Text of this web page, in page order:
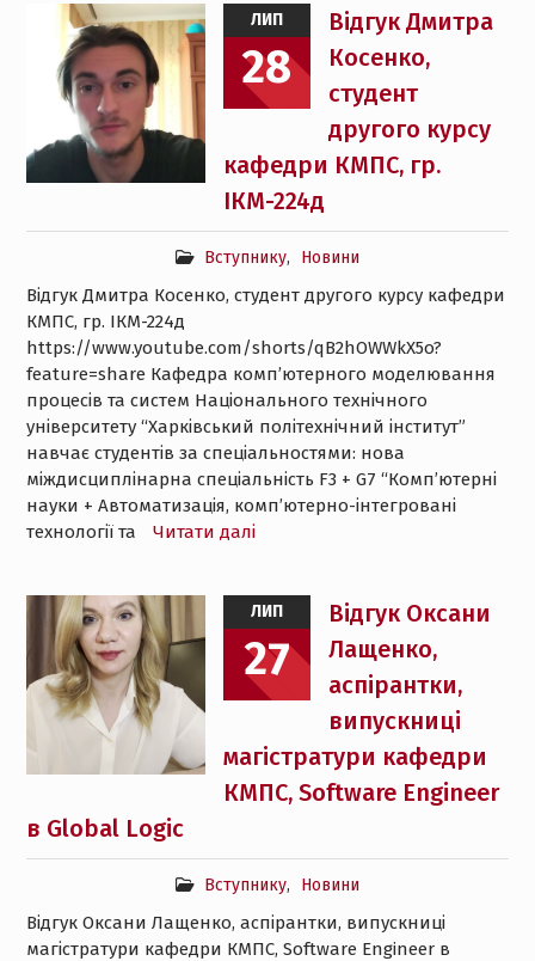
ЛИП
28
Відгук Дмитра
Косенко,
студент
другого курсу
кафедри КМПС, гр.
ІКМ-224д
Вступнику, Новини
Відгук Дмитра Косенко, студент другого курсу кафедри
КМПС, гр. ІКМ-224д
https://www.youtube.com/shorts/qB2hOWWkX5o?
feature=share Кафедра комп’ютерного моделювання
процесів та систем Національного технічного
університету “Харківський політехнічний інститут”
навчає студентів за спеціальностями: нова
міждисциплінарна спеціальність F3 + G7 “Комп’ютерні
науки + Автоматизація, комп’ютерно-інтегровані
технології та
Читати далі
ЛИП
27
Відгук Оксани
Лащенко,
аспірантки,
випускниці
магістратури кафедри
КМПС, Software Engineer
в Global Logic
Вступнику, Новини
Відгук Оксани Лащенко, аспірантки, випускниці
магістратури кафедри КМПС, Software Engineer в